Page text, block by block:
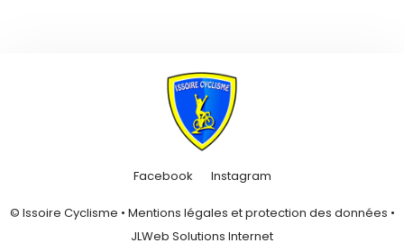
Facebook Instagram
© Issoire Cyclisme • Mentions légales et protection des données •
JLWeb Solutions Internet